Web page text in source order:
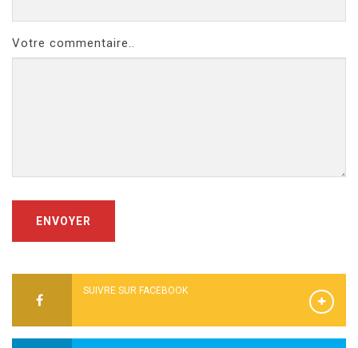
Votre commentaire..
ENVOYER
SUIVRE SUR FACEBOOK